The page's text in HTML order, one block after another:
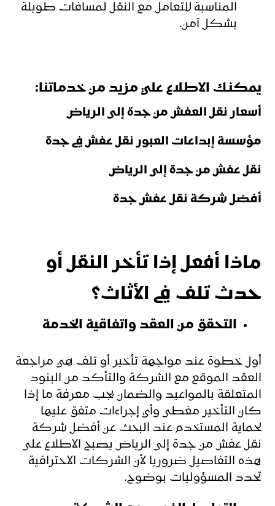
المناسبة للتعامل مع النقل لمسافات طويلة
بشكل آمن.
يمكنك الاطلاع علي مزيد من خدماتنا:
أسعار نقل العفش من جدة إلى الرياض
مؤسسة إبداعات العبور نقل عفش في جدة
نقل عفش من جدة إلى الرياض
أفضل شركة نقل عفش جدة
ماذا أفعل إذا تأخر النقل أو
حدث تلف في الأثاث؟
التحقق من العقد واتفاقية الخدمة
أول خطوة عند مواجهة تأخير أو تلف هي مراجعة
العقد الموقع مع الشركة والتأكد من البنود
المتعلقة بالمواعيد والضمان يجب معرفة ما إذا
كان التأخير مغطى وأي إجراءات متفق عليها
لحماية المستخدم عند البحث عن أفضل شركة
نقل عفش من جدة إلى الرياض يصبح الاطلاع على
هذه التفاصيل ضروريا لأن الشركات الاحترافية
تحدد المسؤوليات بوضوح.